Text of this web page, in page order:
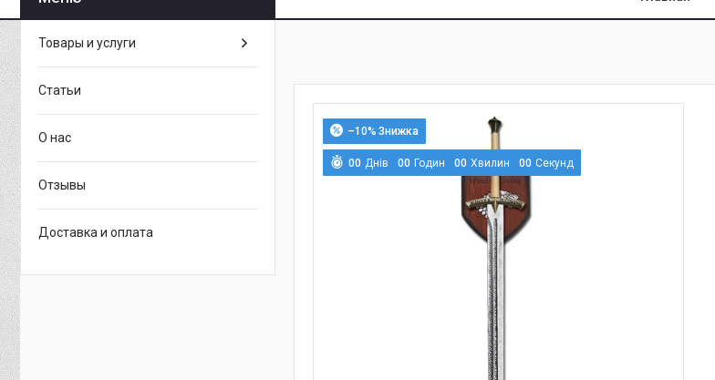
–10%
00 Днів 00 Годин 00 Хвилин 00 Секунд
Товары и услуги
Статьи
О нас
Отзывы
Доставка и оплата